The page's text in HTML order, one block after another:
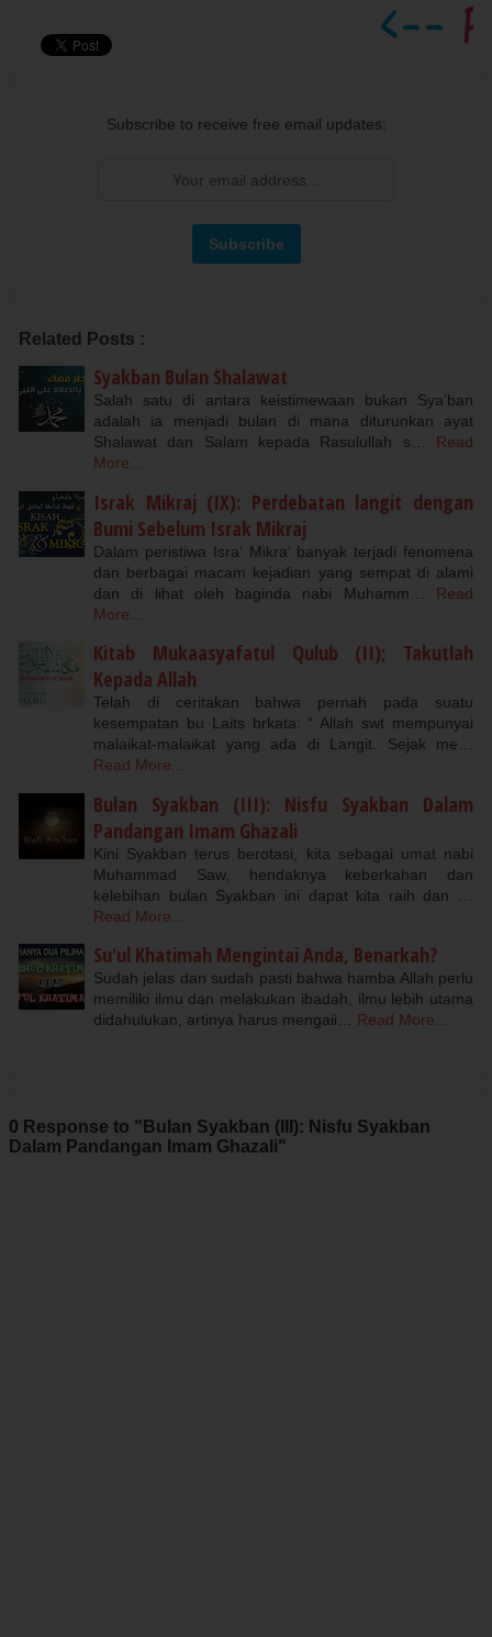
Subscribe to receive free email updates:
Related Posts :
Syakban Bulan Shalawat
Salah satu di antara keistimewaan bukan Sya’ban
adalah ia menjadi bulan di mana diturunkan ayat
Shalawat dan Salam kepada Rasulullah s…
Read
More...
Israk Mikraj (IX): Perdebatan langit dengan
Bumi Sebelum Israk Mikraj
Dalam peristiwa Isra’ Mikra’ banyak terjadi fenomena
dan berbagai macam kejadian yang sempat di alami
dan di lihat oleh baginda nabi Muhamm…
Read
More...
Kitab Mukaasyafatul Qulub (II); Takutlah
Kepada Allah
Telah di ceritakan bahwa pernah pada suatu
kesempatan bu Laits brkata: “ Allah swt mempunyai
malaikat-malaikat yang ada di Langit. Sejak me…
Read More...
Bulan Syakban (III): Nisfu Syakban Dalam
Pandangan Imam Ghazali
Kini Syakban terus berotasi, kita sebagai umat nabi
Muhammad Saw, hendaknya keberkahan dan
kelebihan bulan Syakban ini dapat kita raih dan …
Read More...
Su'ul Khatimah Mengintai Anda, Benarkah?
Sudah jelas dan sudah pasti bahwa hamba Allah perlu
memiliki ilmu dan melakukan ibadah, ilmu lebih utama
didahulukan, artinya harus mengaii…
Read More...
0 Response to "Bulan Syakban (III): Nisfu Syakban
Dalam Pandangan Imam Ghazali"